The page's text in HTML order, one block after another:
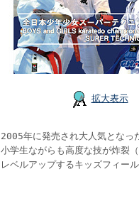
拡大表示
2005年に発売され大人気となっ
小学生ながらも高度な技が炸裂
レベルアップするキッズフィー